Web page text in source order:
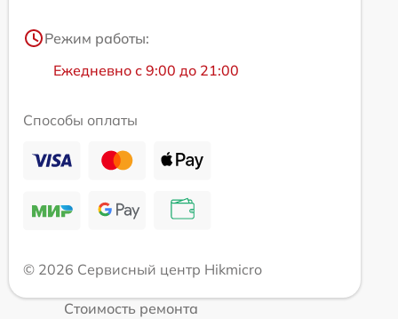
Режим работы:
Ежедневно с 9:00 до 21:00
Способы оплаты
© 2026 Сервисный центр Hikmicro
Стоимость ремонта